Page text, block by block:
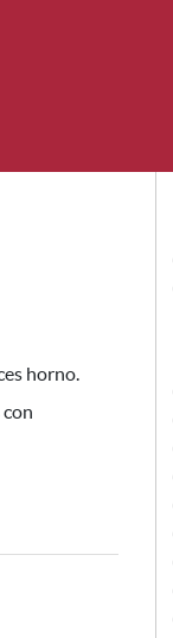
horno.